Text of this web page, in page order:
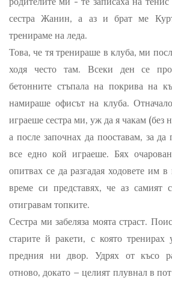
сестра Жанин, а аз и брат ме
тренираме на леда.
Това, че тя тренираше в клуба, ми
ходя често там. Всеки ден се
бетонните стъпала на покрива на
намираше офисът на клуба.
играеше сестра ми, уж да я чакам (без
а после започнах да пооставам, за
все едно кой играеше. Бях
опитвах се да разгадая ходовете им
време си представях, че аз самият
отигравам топките.
Сестра ми забеляза моята страст.
старите й ракети, с която тренирах
предния ни двор. Удрях от късо
отново, докато – целият плувнал в